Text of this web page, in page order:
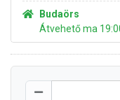
Budaörs
Átvehető ma